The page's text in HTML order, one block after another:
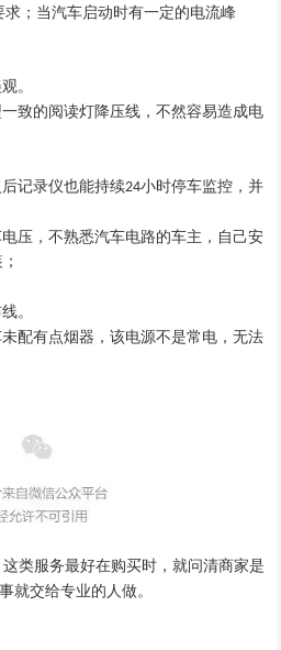
求 ；当汽车启动时有一定的电流峰
。
一致的阅读灯降压线 ，不然容易造成电
记录仪也能持续24小时停车监控，并
电压，不熟悉汽车电路的车主，自己安
。
配有点烟器 ，该电源不是常电 ，无法
这类服务最好在购买时 ，就问清商家是
就交给专业的人做。